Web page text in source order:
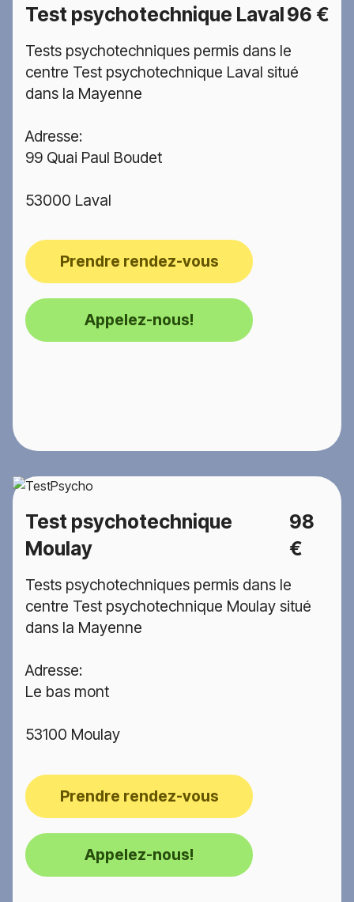
Test psychotechnique Laval96 €
Tests psychotechniques permis dans le
centre Test psychotechnique Laval situé
dans la Mayenne
Adresse:
99 Quai Paul Boudet
53000 Laval
Prendre rendez-vous
Appelez-nous!
Test psychotechnique
Moulay
98
€
Tests psychotechniques permis dans le
centre Test psychotechnique Moulay situé
dans la Mayenne
Adresse:
Le bas mont
53100 Moulay
Prendre rendez-vous
Appelez-nous!